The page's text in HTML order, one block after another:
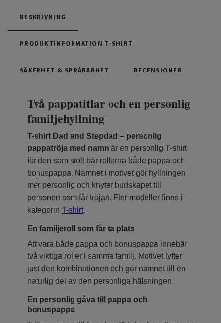
BESKRIVNING
PRODUKTINFORMATION T-SHIRT
SÄKERHET & SPRÅBARHET RECENSIONER
Två pappatitlar och en personlig
familjehyllning
T-shirt Dad and Stepdad – personlig
pappatröja med namn är en personlig T-shirt
för den som stolt bär rollerna både pappa och
bonuspappa. Namnet i motivet gör hyllningen
mer personlig och knyter budskapet till
personen som får tröjan. Fler modeller finns i
kategorin T-shirt.
En familjeroll som får ta plats
Att vara både pappa och bonuspappa innebär
två viktiga roller i samma familj. Motivet lyfter
just den kombinationen och gör namnet till en
naturlig del av den personliga hälsningen.
En personlig gåva till pappa och
bonuspappa